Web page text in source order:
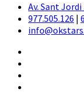
Av. Sant Jordi
977.505.126 |